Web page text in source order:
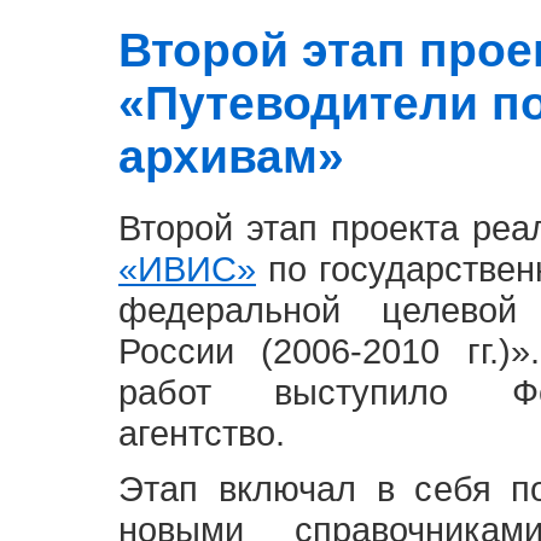
Второй этап
«Путеводители
архивам»
Второй этап проекта
«ИВИС» по
федеральной
России (2006-2010
работ выступило
агентство.
Этап включал в себя
новыми